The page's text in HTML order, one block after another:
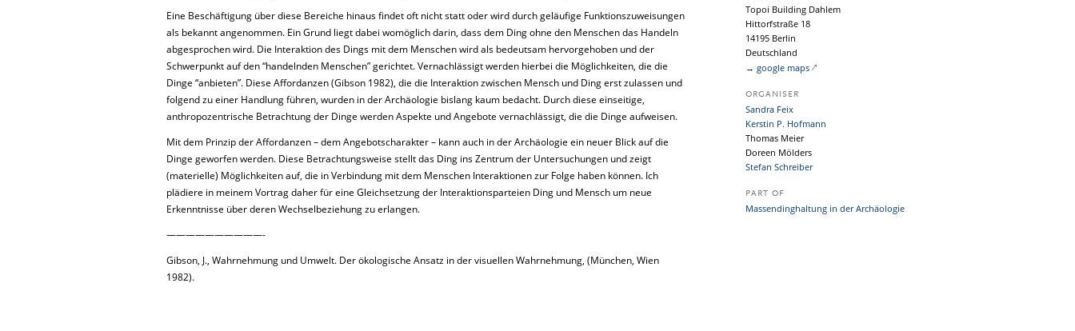
Eine Beschäftigung über diese Bereiche hinaus findet oft nicht statt oder wird durch geläufige Funktionszuweisungen
als bekannt angenommen. Ein Grund liegt dabei womöglich darin, dass dem Ding ohne den Menschen das Handeln
abgesprochen wird. Die Interaktion des Dings mit dem Menschen wird als bedeutsam hervorgehoben und der
Schwerpunkt auf den “handelnden Menschen” gerichtet. Vernachlässigt werden hierbei die Möglichkeiten, die die
Dinge “anbieten”. Diese Affordanzen (Gibson 1982), die die Interaktion zwischen Mensch und Ding erst zulassen und
folgend zu einer Handlung führen, wurden in der Archäologie bislang kaum bedacht. Durch diese einseitige,
anthropozentrische Betrachtung der Dinge werden Aspekte und Angebote vernachlässigt, die die Dinge aufweisen.
Mit dem Prinzip der Affordanzen – dem Angebotscharakter – kann auch in der Archäologie ein neuer Blick auf die
Dinge geworfen werden. Diese Betrachtungsweise stellt das Ding ins Zentrum der Untersuchungen und zeigt
(materielle) Möglichkeiten auf, die in Verbindung mit dem Menschen Interaktionen zur Folge haben können. Ich
plädiere in meinem Vortrag daher für eine Gleichsetzung der Interaktionsparteien Ding und Mensch um neue
Erkenntnisse über deren Wechselbeziehung zu erlangen.
——————————-
Gibson, J., Wahrnehmung und Umwelt. Der ökologische Ansatz in der visuellen Wahrnehmung, (München, Wien
1982).
Topoi Building Dahlem
Hittorfstraße 18
14195 Berlin
Deutschland
→ google maps
ORGANISER
Sandra Feix
Kerstin P. Hofmann
Thomas Meier
Doreen Mölders
Stefan Schreiber
PART OF
Massendinghaltung in der Archäologie